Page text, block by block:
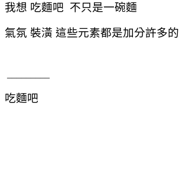
我想 吃麵吧 不只是一碗麵
氣氛 裝潢 這些元素都是加分許多的
吃麵吧